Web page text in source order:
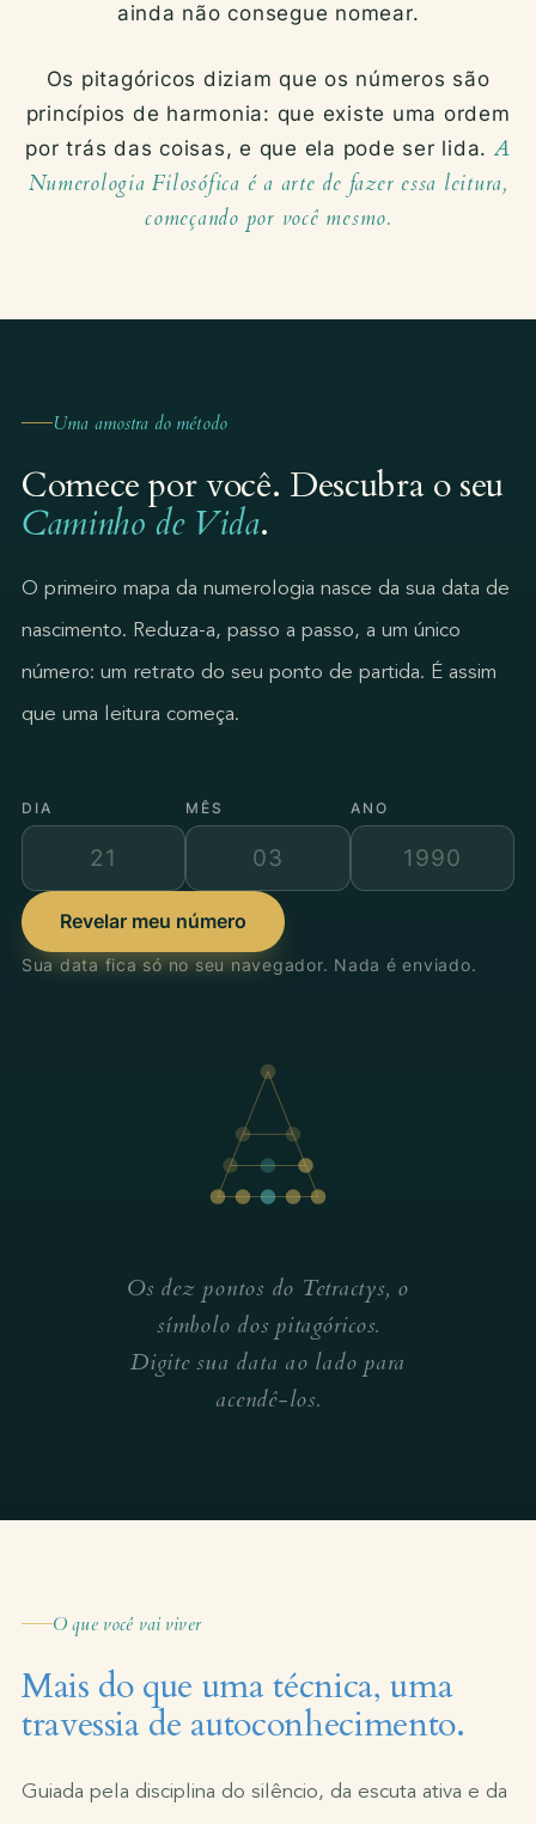
ainda não consegue nomear.
Os pitagóricos diziam que os números são
princípios de harmonia: que existe uma ordem
por trás das coisas, e que ela pode ser lida. A
Numerologia Filosófica é a arte de fazer essa leitura,
começando por você mesmo.
Uma amostra do método
Comece por você. Descubra o seu
Caminho de Vida.
O primeiro mapa da numerologia nasce da sua data de
nascimento. Reduza-a, passo a passo, a um único
número: um retrato do seu ponto de partida. É assim
que uma leitura começa.
DIA MÊS ANO
Revelar meu número
Sua data fica só no seu navegador. Nada é enviado.
Os dez pontos do Tetractys, o
símbolo dos pitagóricos.
Digite sua data ao lado para
acendê-los.
O que você vai viver
Mais do que uma técnica, uma
travessia de autoconhecimento.
Guiada pela disciplina do silêncio, da escuta ativa e da